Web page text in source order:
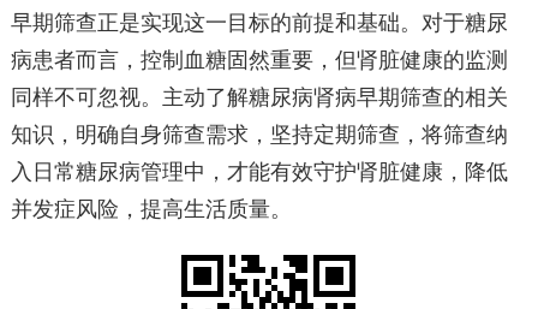
早期筛查正是实现这一目标的前提和基础。对于糖尿
病患者而言，控制血糖固然重要，但肾脏健康的监测
同样不可忽视。主动了解糖尿病肾病早期筛查的相关
知识，明确自身筛查需求，坚持定期筛查，将筛查纳
入日常糖尿病管理中，才能有效守护肾脏健康，降低
并发症风险，提高生活质量。